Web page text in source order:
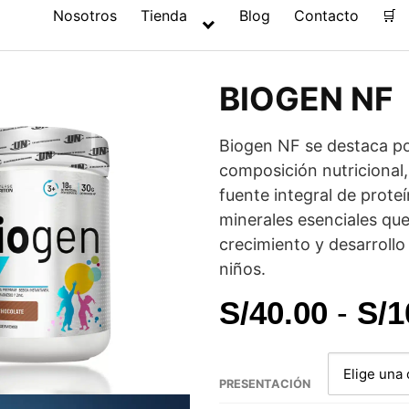
Nosotros Tienda Blog Contacto 🛒
BIOGEN NF
Biogen NF se destaca
composición
fuente integral de
minerales esenciales
crecimiento y desarrollo
niños.
S/40.00 - S/
PRESENTACIÓN